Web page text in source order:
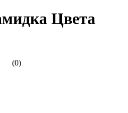
Цвета
(0)